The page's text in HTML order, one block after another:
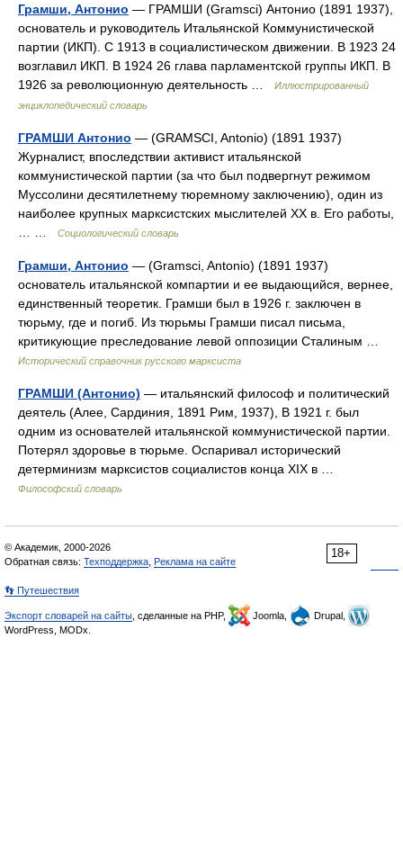
Грамши, Антонио — ГРАМШИ (Gramsci) Антонио (1891 1937),
основатель и руководитель Итальянской Коммунистической
партии (ИКП). С 1913 в социалистическом движении. В 1923 24
возглавил ИКП. В 1924 26 глава парламентской группы ИКП. В
1926 за революционную деятельность …
Иллюстрированный
энциклопедический словарь
ГРАМШИ Антонио — (GRAMSCI, Antonio) (1891 1937)
Журналист, впоследствии активист итальянской
коммунистической партии (за что был подвергнут режимом
Муссолини десятилетнему тюремному заключению), один из
наиболее крупных марксистских мыслителей ХХ в. Его работы,
Социологический словарь
Грамши, Антонио — (Gramsci, Antonio) (1891 1937)
основатель итальянской компартии и ее выдающийся, вернее,
единственный теоретик. Грамши был в 1926 г. заключен в
тюрьму, где и погиб. Из тюрьмы Грамши писал письма,
критикующие преследование левой оппозиции Сталиным …
Исторический справочник русского марксиста
ГРАМШИ (Антонио) — итальянский философ и политический
деятель (Алее, Сардиния, 1891 Рим, 1937), В 1921 г. был
одним из основателей итальянской коммунистической партии.
Потерял здоровье в тюрьме. Оспаривал исторический
детерминизм марксистов социалистов конца XIX в …
Философский словарь
18+
© Академик, 2000-2026
Обратная связь: Техподдержка Реклама на сайте
👣 Путешествия
Экспорт словарей на сайты , сделанные на PHP, Joomla,
Drupal,
WordPress, MODx.